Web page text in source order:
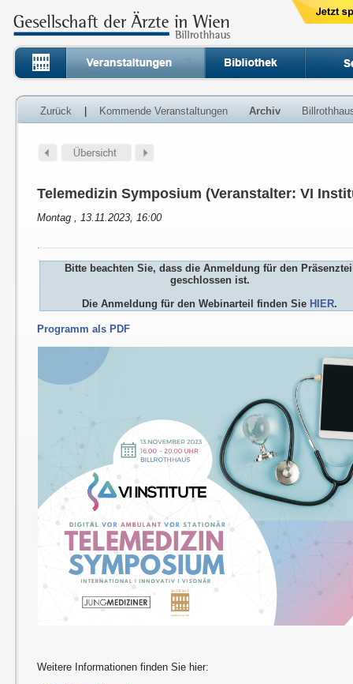
Zurück Kommende Veranstaltungen Archiv
Telemedizin Symposium (Veranstalter: VI
Montag , 13.11.2023, 16:00
Bitte beachten Sie, dass die Anmeldung für den
geschlossen ist.
Die Anmeldung für den Webinarteil finden Sie HIER.
Programm als PDF
Weitere Informationen finden Sie hier: